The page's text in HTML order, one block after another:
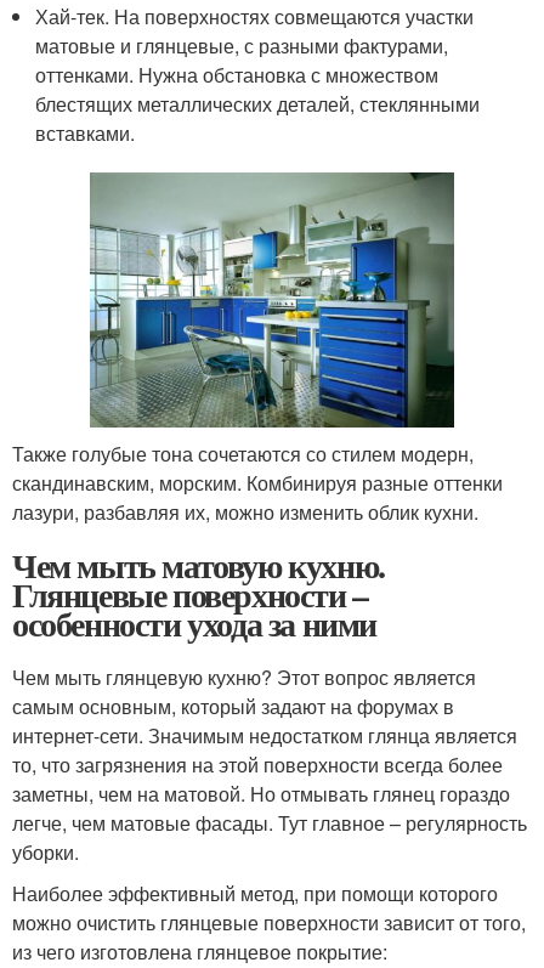
Хай-тек. На поверхностях совмещаются участки
матовые и глянцевые, с разными фактурами,
оттенками. Нужна обстановка с множеством
блестящих металлических деталей, стеклянными
вставками.
Также голубые тона сочетаются со стилем модерн,
скандинавским, морским. Комбинируя разные оттенки
лазури, разбавляя их, можно изменить облик кухни.
Чем мыть матовую кухню.
Глянцевые поверхности –
особенности ухода за ними
Чем мыть глянцевую кухню? Этот вопрос является
самым основным, который задают на форумах в
интернет-сети. Значимым недостатком глянца является
то, что загрязнения на этой поверхности всегда более
заметны, чем на матовой. Но отмывать глянец гораздо
легче, чем матовые фасады. Тут главное – регулярность
уборки.
Наиболее эффективный метод, при помощи которого
можно очистить глянцевые поверхности зависит от того,
из чего изготовлена глянцевое покрытие: